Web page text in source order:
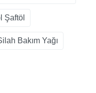
Şaftöl
Bakım Yağı